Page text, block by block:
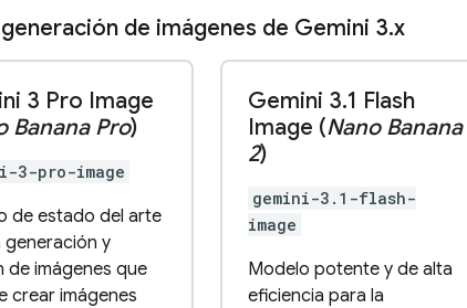
generación de imágenes de Gemini 3.x
3 Pro Image
Banana Pro)
3-pro-image
de estado del arte
generación y
de imágenes que
crear imágenes
Gemini 3.1 Flash
Image (Nano Banana
2)
gemini-3.1-flash-
image
Modelo potente y de alta
eficiencia para la